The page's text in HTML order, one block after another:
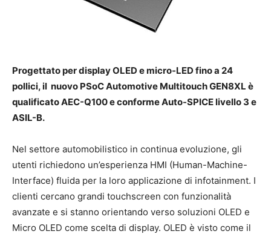
Progettato per display OLED e micro-LED fino a 24
pollici, il nuovo PSoC Automotive Multitouch GEN8XL è
qualificato AEC-Q100 e conforme Auto-SPICE livello 3 e
ASIL-B.
Nel settore automobilistico in continua evoluzione, gli
utenti richiedono un’esperienza HMI (Human-Machine-
Interface) fluida per la loro applicazione di infotainment. I
clienti cercano grandi touchscreen con funzionalità
avanzate e si stanno orientando verso soluzioni OLED e
Micro OLED come scelta di display. OLED è visto come il